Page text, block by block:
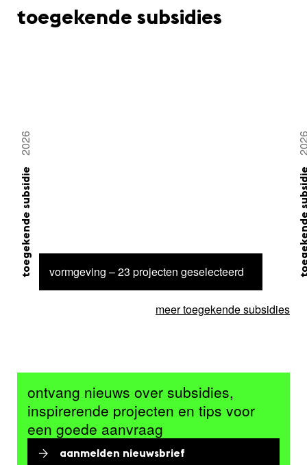
toegekende subsidies
vormgeving – 23 projecten geselecteerd
toegekende subsidie
2026
meer toegekende subsidies
ontvang nieuws over subsidies,
inspirerende projecten en tips voor
een goede aanvraag
aanmelden nieuwsbrief